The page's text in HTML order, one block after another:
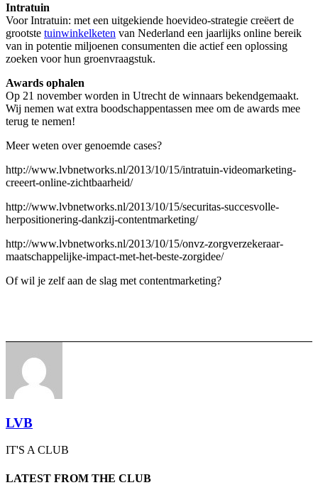
Intratuin
Voor Intratuin: met een uitgekiende hoevideo-strategie creëert de
grootste tuinwinkelketen van Nederland een jaarlijks online bereik
van in potentie miljoenen consumenten die actief een oplossing
zoeken voor hun groenvraagstuk.
Awards ophalen
Op 21 november worden in Utrecht de winnaars bekendgemaakt.
Wij nemen wat extra boodschappentassen mee om de awards mee
terug te nemen!
Meer weten over genoemde cases?
http://www.lvbnetworks.nl/2013/10/15/intratuin-videomarketing-
creeert-online-zichtbaarheid/
http://www.lvbnetworks.nl/2013/10/15/securitas-succesvolle-
herpositionering-dankzij-contentmarketing/
http://www.lvbnetworks.nl/2013/10/15/onvz-zorgverzekeraar-
maatschappelijke-impact-met-het-beste-zorgidee/
Of wil je zelf aan de slag met contentmarketing?
LVB
IT'S A CLUB
LATEST FROM THE CLUB